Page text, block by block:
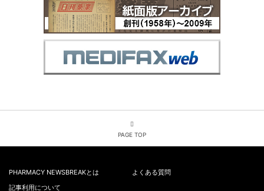
PAGE TOP
PHARMACY NEWSBREAKとは
よくある質問
記事利用について